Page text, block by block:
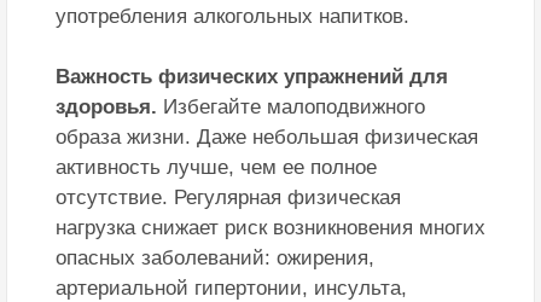
употребления алкогольных напитков.
Важность физических упражнений для
здоровья. Избегайте малоподвижного
образа жизни. Даже небольшая физическая
активность лучше, чем ее полное
отсутствие. Регулярная физическая
нагрузка снижает риск возникновения многих
опасных заболеваний: ожирения,
артериальной гипертонии, инсульта,